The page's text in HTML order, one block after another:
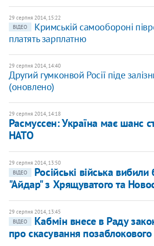
29 серпня 2014, 15:22
ВІДЕО
Кримській самообороні
платять зарплатню
29 серпня 2014, 14:40
Другий гумконвой Росії піде
(оновлено)
29 серпня 2014, 14:18
Расмуссен: Україна має шанс
НАТО
29 серпня 2014, 13:50
ВІДЕО
Російські війська
"Айдар" з Хрящуватого та
29 серпня 2014, 13:45
ВІДЕО
Кабмін внесе в Раду
про скасування позаблокового